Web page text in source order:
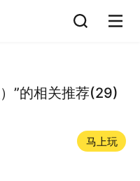
”的相关推荐(29)
马上玩